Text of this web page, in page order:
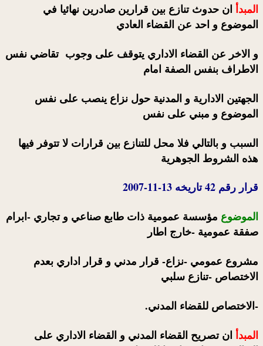
المبدأ ان حدوث تنازع بين قرارين صادرين نهائيا في
الموضوع و احد عن القضاء العادي
و الاخر عن القضاء الاداري يتوقف على وجوب تقاضي نفس
الاطراف بنفس الصفة امام
الجهتين الادارية و المدنية حول نزاع ينصب على نفس
الموضوع و مبني على نفس
السبب و بالتالي فلا محل للتنازع بين قرارات لا تتوفر فيها
هذه الشروط الجوهرية
قرار رقم 42 تاريخه 13-11-2007
الموضوع مؤسسة عمومية ذات طابع صناعي و تجاري -ابرام
صفقة عمومية -خارج اطار
مشروع عمومي -نزاع- قرار مدني و قرار اداري بعدم
الاختصاص -تنازع سلبي
-الاختصاص للقضاء المدني.
المبدأ ان تصريح القضاء المدني و القضاء الاداري على